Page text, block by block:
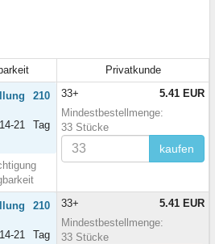
Privatkunde
210
21 Tag
33+
5.41 EUR
Mindestbestellmenge:
33 Stücke
kaufen
210
21 Tag
33+
5.41 EUR
Mindestbestellmenge:
33 Stücke